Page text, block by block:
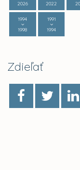
2026
2022
1994
1998
1991
1994
Zdieľať